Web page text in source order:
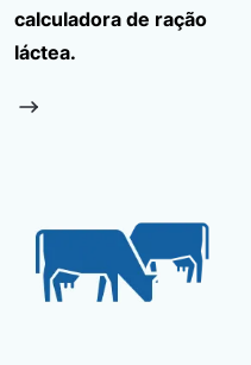
calculadora de ração
láctea.